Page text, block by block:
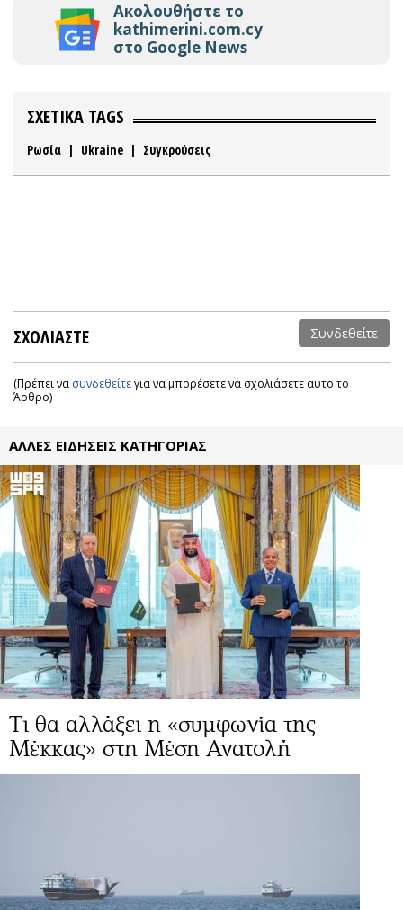
Ακολουθήστε το
kathimerini.com.cy
στο Google News
ΣΧΕΤΙΚΑ TAGS
Ρωσία | Ukraine | Συγκρούσεις
ΣΧΟΛΙΑΣΤΕ Συνδεθείτε
(Πρέπει να συνδεθείτεγια να μπορέσετε να σχολιάσετε αυτο το
Άρθρο)
ΑΛΛΕΣ ΕΙΔΗΣΕΙΣ ΚΑΤΗΓΟΡΙΑΣ
Τι θα αλλάξει η «συμφωνία της
Μέκκας» στη Μέση Ανατολή